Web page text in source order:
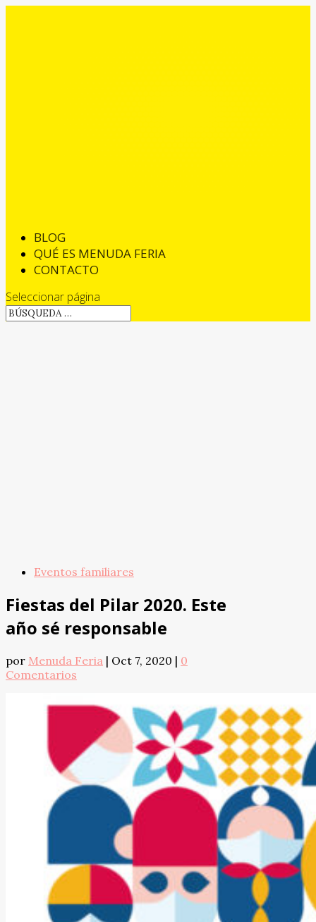
BLOG
QUÉ ES MENUDA FERIA
CONTACTO
Seleccionar página
Eventos familiares
Fiestas del Pilar 2020. Este
año sé responsable
por Menuda Feria | Oct 7, 2020 | 0
Comentarios